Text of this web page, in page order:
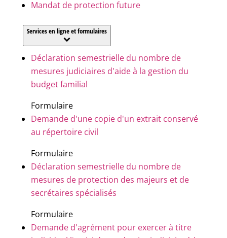
Mandat de protection future
Services en ligne et formulaires
Déclaration semestrielle du nombre de
mesures judiciaires d'aide à la gestion du
budget familial
Formulaire
Demande d'une copie d'un extrait conservé
au répertoire civil
Formulaire
Déclaration semestrielle du nombre de
mesures de protection des majeurs et de
secrétaires spécialisés
Formulaire
Demande d'agrément pour exercer à titre